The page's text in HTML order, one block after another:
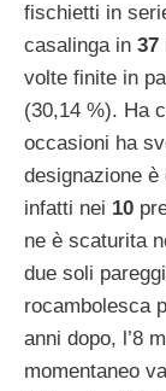
fischietti in
casalinga in 37
volte finite in
(30,14 %). Ha
occasioni ha
designazione
infatti nei 10
ne è scaturita
due soli
rocambolesca
anni dopo, l’8
momentaneo